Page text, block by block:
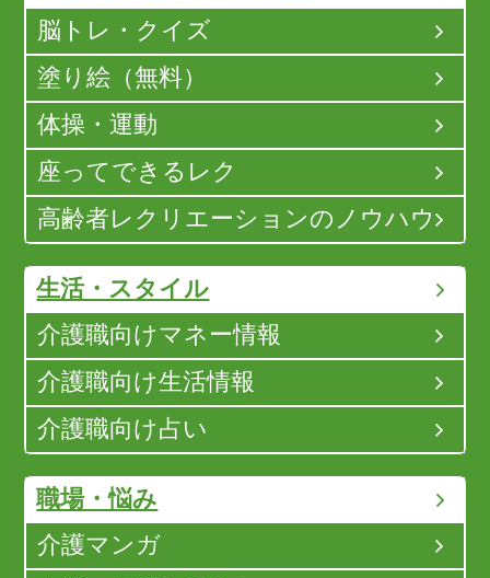
脳トレ・クイズ
塗り絵（無料）
体操・運動
座ってできるレク
高齢者レクリエーションのノウハウ
生活・スタイル
介護職向けマネー情報
介護職向け生活情報
介護職向け占い
職場・悩み
介護マンガ